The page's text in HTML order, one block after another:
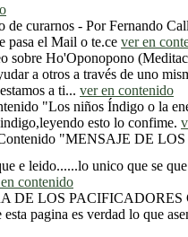
de curarnos - Por Fernando
pasa el Mail o te.ce ver en
sobre Ho'Oponopono
a otros a través de uno
a ti... ver en contenido
"Los niños Índigo o la
esto lo confime.
"MENSAJE DE
e leido......lo unico que se
contenido
LOS PACIFICADORES
pagina es verdad lo que